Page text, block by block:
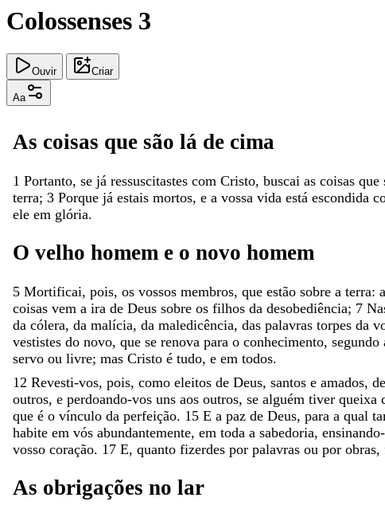
Colossenses 3
Ouvir Criar
Aa
As coisas que são lá de cima
1 Portanto, se já ressuscitastes com Cristo, buscai as coisas que
terra; 3 Porque já estais mortos, e a vossa vida está escondida
ele em glória.
O velho homem e o novo homem
5 Mortificai, pois, os vossos membros, que estão sobre a terra: a
coisas vem a ira de Deus sobre os filhos da desobediência; 7
da cólera, da malícia, da maledicência, das palavras torpes da
vestistes do novo, que se renova para o conhecimento, segundo
servo ou livre; mas Cristo é tudo, e em todos.
12 Revesti-vos, pois, como eleitos de Deus, santos e amados, de
outros, e perdoando-vos uns aos outros, se alguém tiver queixa
que é o vínculo da perfeição. 15 E a paz de Deus, para a qual
habite em vós abundantemente, em toda a sabedoria,
vosso coração. 17 E, quanto fizerdes por palavras ou por obras,
As obrigações no lar